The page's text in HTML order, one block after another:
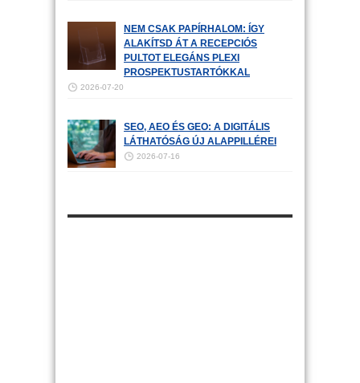
NEM CSAK PAPÍRHALOM: ÍGY
ALAKÍTSD ÁT A RECEPCIÓS
PULTOT ELEGÁNS PLEXI
PROSPEKTUSTARTÓKKAL
2026-07-20
SEO, AEO ÉS GEO: A DIGITÁLIS
LÁTHATÓSÁG ÚJ ALAPPILLÉREI
2026-07-16